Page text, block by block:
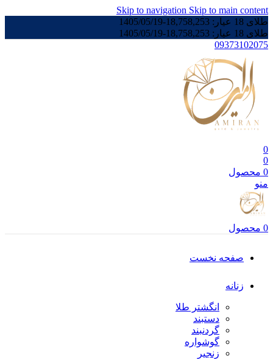
Skip to navigation Skip to main content
طلای 18 عیار:
18,758,253
-
1405/05/19
طلای 18 عیار:
18,758,253
-
1405/05/19
09373102075
0
0
0 محصول
منو
0 محصول
صفحه نخست
زنانه
انگشتر طلا
دستبند
گردنبند
گوشواره
زنجیر